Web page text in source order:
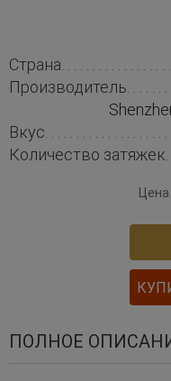
Страна
Производитель
Вкус
Количество затяжек
Цена
ПОЛНОЕ